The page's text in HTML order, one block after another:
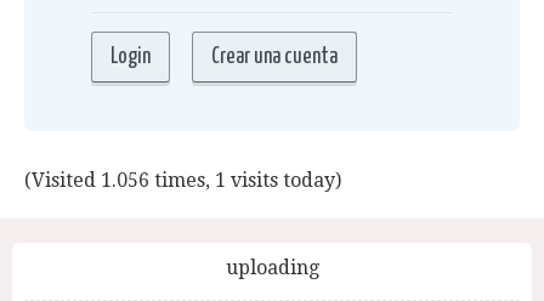
(Visited 1.056 times, 1 visits today)
uploading